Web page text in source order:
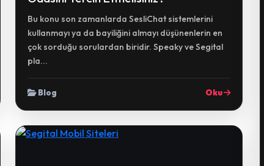
Bu konu son zamanlarda SesliChat sistemlerini
kullanmayı ya da bayiliğini almayı düşünenlerin en
çok sorduğu sorulardan biridir. Speaky ve Segital
pla...
Blog Oku